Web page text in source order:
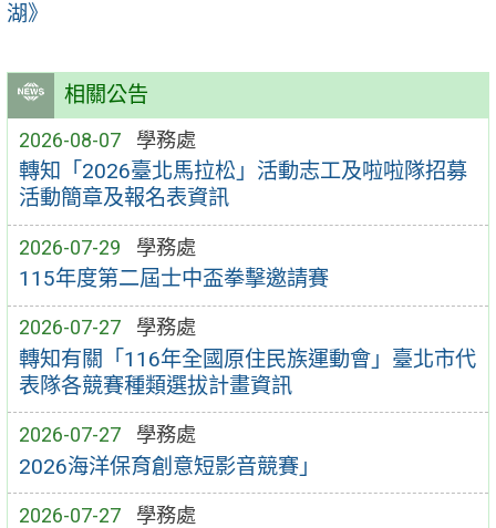
相關公告
2026-08-07 學務處
轉知「2026臺北馬拉松」活動志工及啦啦隊招募
活動簡章及報名表資訊
2026-07-29 學務處
115年度第二屆士中盃拳擊邀請賽
2026-07-27 學務處
轉知有關「116年全國原住民族運動會」臺北市代
表隊各競賽種類選拔計畫資訊
2026-07-27 學務處
2026海洋保育創意短影音競賽」
2026-07-27 學務處
湖》